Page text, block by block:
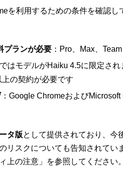
を利用するための条件を確認し
プランが必要 ：Pro、Max、
はモデルがHaiku 4.5に限定さ
の契約が必要です
：Google ChromeおよびMicrosoft
タ版として提供されており、今
リスクについても告知されてい
上の注意」を参照してください。